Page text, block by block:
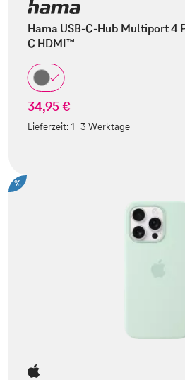
Hama USB-C-Hub Multiport 4
C HDMI™
34,95 €
Lieferzeit:1-3 Werktage
%